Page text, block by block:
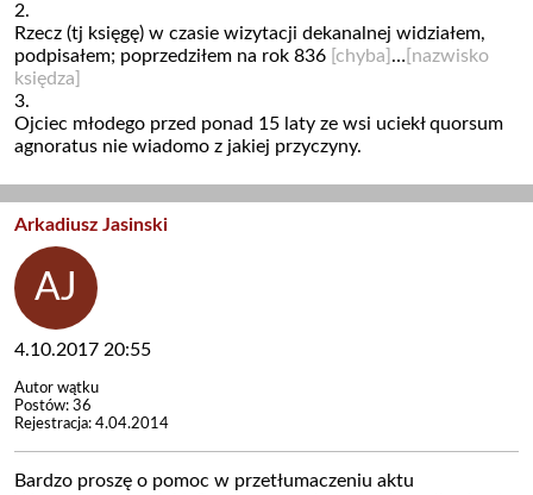
2.
Rzecz (tj księgę) w czasie wizytacji dekanalnej widziałem,
podpisałem; poprzedziłem na rok 836 [chyba] … [nazwisko
księdza]
3.
Ojciec młodego przed ponad 15 laty ze wsi uciekł quorsum
agnoratus nie wiadomo z jakiej przyczyny.
Arkadiusz Jasinski
4.10.2017 20:55
Autor wątku
Postów: 36
Rejestracja: 4.04.2014
Bardzo proszę o pomoc w przetłumaczeniu aktu